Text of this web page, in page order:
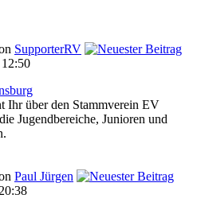
SupporterRV
Ihr über den Stammverein EV
Jugendbereiche, Junioren und
Paul Jürgen